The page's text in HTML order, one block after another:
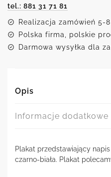
tel.: 881 31 71 81
Realizacja zamówień 5-
Polska firma, polskie
Darmowa wysyłka dla
Opis
Informacje dodatkowe
Plakat przedstawiający napis
czarno-biała. Plakat